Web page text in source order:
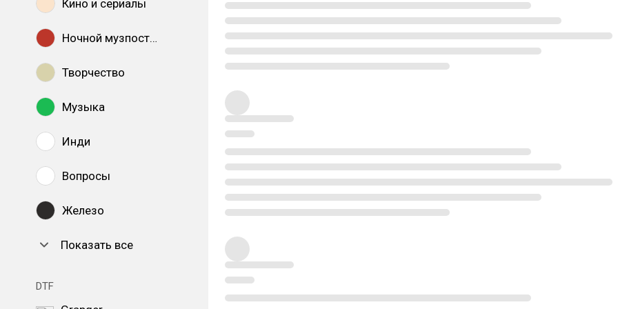
Кино и сериалы
Ночной музпостинг
Творчество
Музыка
Инди
Вопросы
Железо
Показать все
DTF